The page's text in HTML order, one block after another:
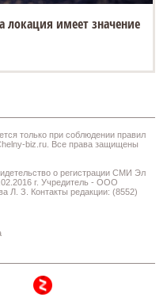
локация имеет значение
только при соблюдении правил
biz.ru. Все права защищены
о регистрации СМИ Эл
г. Учредитель - ООО
Л. З. Контакты редакции: (8552)